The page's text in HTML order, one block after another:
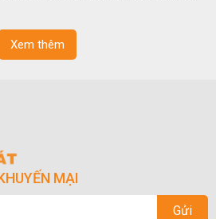
và có độ dày khác nhau.
Xem thêm
MẠI
Gửi